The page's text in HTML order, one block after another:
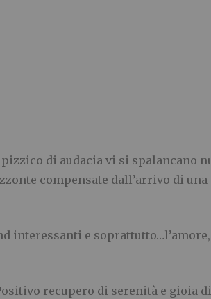
di audacia vi si spalancano
compensate dall’arrivo di
interessanti e soprattutto…l’amore,
recupero di serenità e gioia